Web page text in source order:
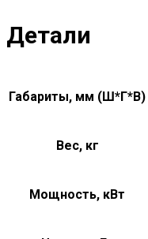
Детали
Габариты, мм (Ш*Г*В)
Вес, кг
Мощность, кВт